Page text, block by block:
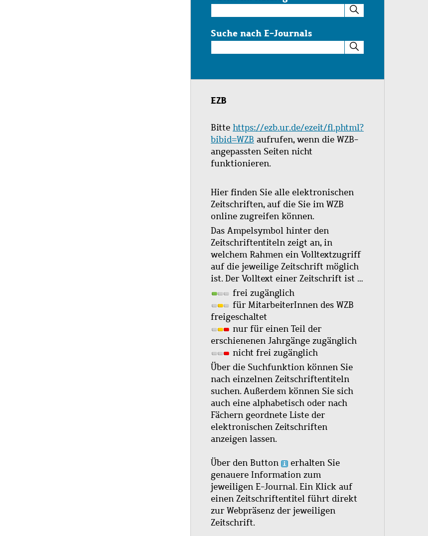
im
Katalog
Suche nach E-Journals
nach
Journals
EZB
Bitte https://ezb.ur.de/ezeit/fl.phtml?
bibid=WZB aufrufen, wenn die WZB-
angepassten Seiten nicht
funktionieren.
Hier finden Sie alle elektronischen
Zeitschriften, auf die Sie im WZB
online zugreifen können.
Das Ampelsymbol hinter den
Zeitschriftentiteln zeigt an, in
welchem Rahmen ein Volltextzugriff
auf die jeweilige Zeitschrift möglich
ist. Der Volltext einer Zeitschrift ist …
frei zugänglich
für MitarbeiterInnen des WZB
freigeschaltet
nur für einen Teil der
erschienenen Jahrgänge zugänglich
nicht frei zugänglich
Über die Suchfunktion können Sie
nach einzelnen Zeitschriftentiteln
suchen. Außerdem können Sie sich
auch eine alphabetisch oder nach
Fächern geordnete Liste der
elektronischen Zeitschriften
anzeigen lassen.
Über den Button
erhalten Sie
genauere Information zum
jeweiligen E-Journal. Ein Klick auf
einen Zeitschriftentitel führt direkt
zur Webpräsenz der jeweiligen
Zeitschrift.